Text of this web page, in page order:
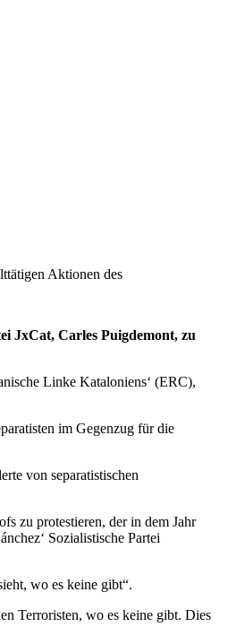
Aktionen des
JxCat, Carles Puigdemont, zu
Linke Kataloniens‘ (ERC),
im Gegenzug für die
von separatistischen
zu protestieren, der in dem Jahr
Sozialistische Partei
wo es keine gibt“.
Terroristen, wo es keine gibt. Dies